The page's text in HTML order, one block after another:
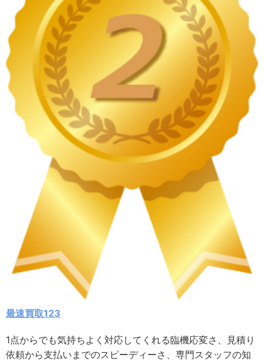
最速買取123
1点からでも気持ちよく対応してくれる臨機応変さ、見積り
依頼から支払いまでのスピーディーさ、専門スタッフの知